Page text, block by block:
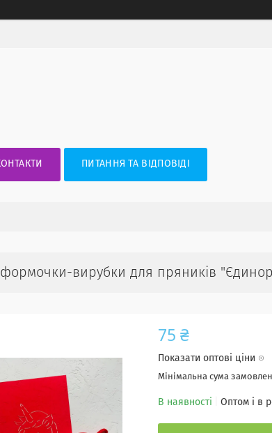
ПИТАННЯ ТА ВІДПОВІДІ
вирубки для пряників
75 ₴
Показати оптові ціни
Мінімальна сума
В наявності Оптом і в